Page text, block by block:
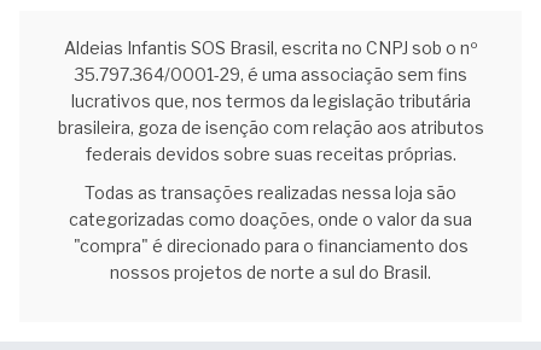
Aldeias Infantis SOS Brasil, escrita no CNPJ sob o nº
35.797.364/0001-29, é uma associação sem fins
lucrativos que, nos termos da legislação tributária
brasileira, goza de isenção com relação aos atributos
federais devidos sobre suas receitas próprias.
Todas as transações realizadas nessa loja são
categorizadas como doações, onde o valor da sua
"compra" é direcionado para o financiamento dos
nossos projetos de norte a sul do Brasil.